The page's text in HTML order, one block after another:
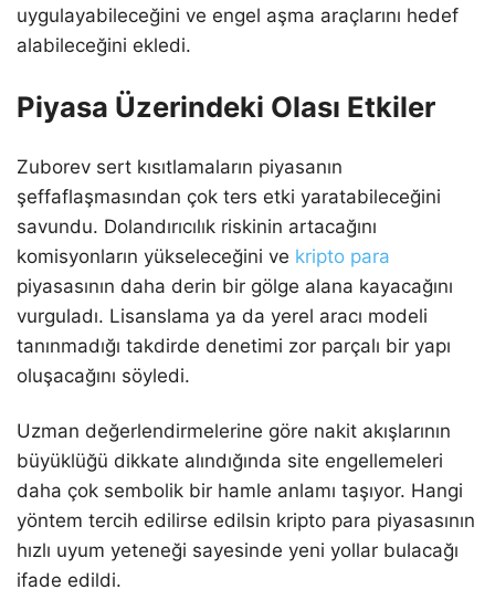
uygulayabileceğini ve engel aşma araçlarını hedef
alabileceğini ekledi.
Piyasa Üzerindeki Olası Etkiler
Zuborev sert kısıtlamaların piyasanın
şeffaflaşmasından çok ters etki yaratabileceğini
savundu. Dolandırıcılık riskinin artacağını
komisyonların yükseleceğini ve kripto para
piyasasının daha derin bir gölge alana kayacağını
vurguladı. Lisanslama ya da yerel aracı modeli
tanınmadığı takdirde denetimi zor parçalı bir yapı
oluşacağını söyledi.
Uzman değerlendirmelerine göre nakit akışlarının
büyüklüğü dikkate alındığında site engellemeleri
daha çok sembolik bir hamle anlamı taşıyor. Hangi
yöntem tercih edilirse edilsin kripto para piyasasının
hızlı uyum yeteneği sayesinde yeni yollar bulacağı
ifade edildi.